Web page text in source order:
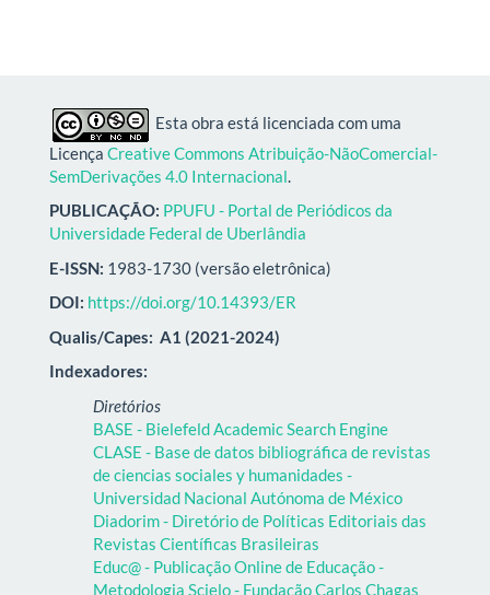
Esta obra está licenciada com uma
Licença Creative Commons Atribuição-NãoComercial-
SemDerivações 4.0 Internacional.
PUBLICAÇÃO: PPUFU - Portal de Periódicos da
Universidade Federal de Uberlândia
E-ISSN: 1983-1730 (versão eletrônica)
DOI: https://doi.org/10.14393/ER
Qualis/Capes: A1 (2021-2024)
Indexadores:
Diretórios
BASE - Bielefeld Academic Search Engine
CLASE - Base de datos bibliográfica de revistas
de ciencias sociales y humanidades -
Universidad Nacional Autónoma de México
Diadorim - Diretório de Políticas Editoriais das
Revistas Científicas Brasileiras
Educ@ - Publicação Online de Educação -
Metodologia Scielo - Fundação Carlos Chagas